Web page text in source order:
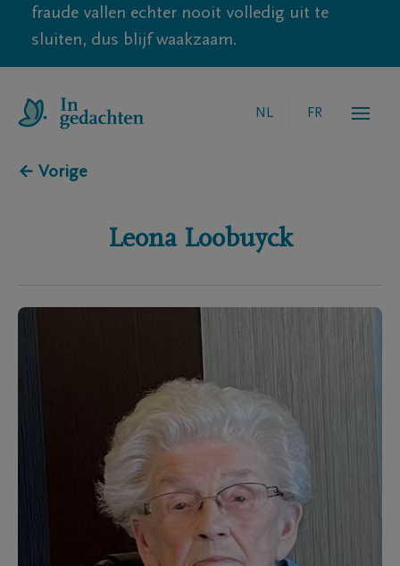
fraude vallen echter nooit volledig uit te
sluiten, dus blijf waakzaam.
NL FR
← Vorige
Leona Loobuyck